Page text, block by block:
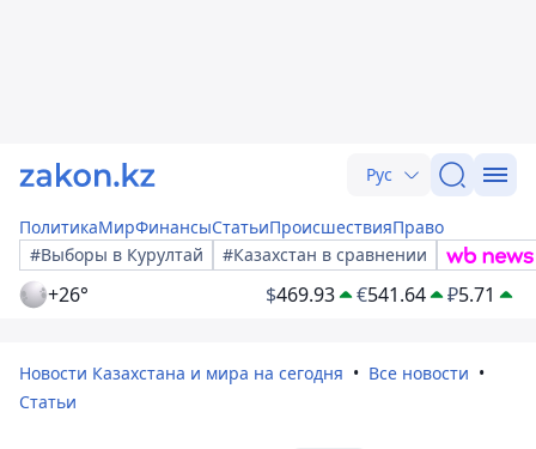
Рус
ПолитикаМирФинансыСтатьиПроисшествияПраво
#Выборы в Курултай
#Казахстан в сравнении
+26° $469.93 €541.64 ₽5.71
Новости Казахстана и мира на сегодня
Все новости
Статьи